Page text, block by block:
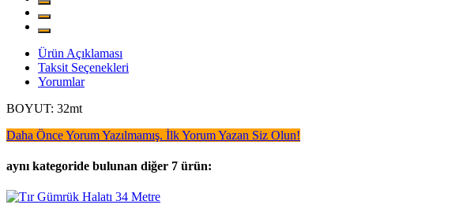
Ürün Açıklaması
Taksit Seçenekleri
Yorumlar
BOYUT: 32mt
Daha Önce Yorum Yazılmamış. İlk Yorum Yazan Siz Olun!
aynı kategoride bulunan diğer 7 ürün: